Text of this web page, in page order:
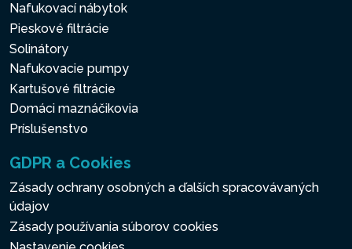
Nafukovací nábytok
Pieskové filtrácie
Solinátory
Nafukovacie pumpy
Kartušové filtrácie
Domáci maznáčikovia
Príslušenstvo
GDPR a Cookies
Zásady ochrany osobných a ďalších spracovávaných
údajov
Zásady používania súborov cookies